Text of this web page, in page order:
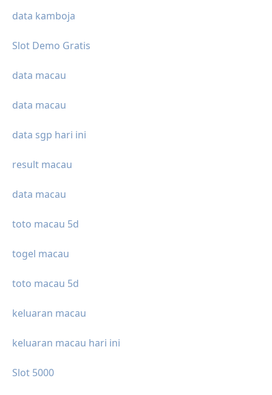
data kamboja
Slot Demo Gratis
data macau
data macau
data sgp hari ini
result macau
data macau
toto macau 5d
togel macau
toto macau 5d
keluaran macau
keluaran macau hari ini
Slot 5000